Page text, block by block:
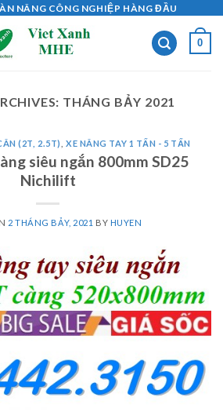
NÂNG CÔNG NGHIỆP HÀNG ĐẦU
0
THÁNG BẢY 2021
(2T, 2.5T) ,XE NÂNG TAY 1 TẤN - 5 TẤN
siêu ngắn 800mm SD25
Nichilift
2 THÁNG BẢY, 2021 BY HUYEN